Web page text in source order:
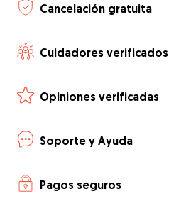
Cancelación gratuita
Cuidadores verificados
Opiniones verificadas
Soporte y Ayuda
Pagos seguros